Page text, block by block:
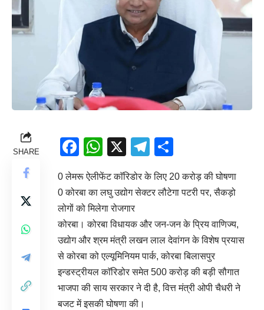
SHARE Facebook
WhatsApp
X Telegram
0 लेमरू ऐलीफेंट काॅरिडोर के लिए 20 करोड़ की घोषणा
0 कोरबा का लघु उद्योग सेक्टर लौटेगा पटरी पर, सैकड़ो
लोगों को मिलेगा रोजगार
कोरबा। कोरबा विधायक और जन-जन के प्रिय वाणिज्य,
उद्योग और श्रम मंत्री लखन लाल देवांगन के विशेष प्रयास
से कोरबा को एल्यूमिनियम पार्क, कोरबा बिलासपुर
इन्डस्ट्रीयल काॅरिडोर समेत 500 करोड़ की बड़ी सौगात
भाजपा की साय सरकार ने दी है, वित्त मंत्री ओपी चैधरी ने
बजट में इसकी घोषणा की।